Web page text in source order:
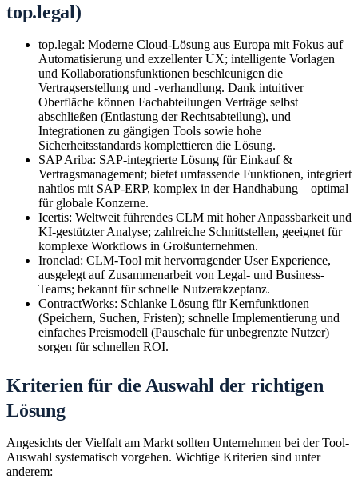
top.legal)
top.legal: Moderne Cloud-Lösung aus Europa mit Fokus auf
Automatisierung und exzellenter UX; intelligente Vorlagen
und Kollaborationsfunktionen beschleunigen die
Vertragserstellung und -verhandlung. Dank intuitiver
Oberfläche können Fachabteilungen Verträge selbst
abschließen (Entlastung der Rechtsabteilung), und
Integrationen zu gängigen Tools sowie hohe
Sicherheitsstandards komplettieren die Lösung.
SAP Ariba: SAP-integrierte Lösung für Einkauf &
Vertragsmanagement; bietet umfassende Funktionen, integriert
nahtlos mit SAP-ERP, komplex in der Handhabung – optimal
für globale Konzerne.
Icertis: Weltweit führendes CLM mit hoher Anpassbarkeit und
KI-gestützter Analyse; zahlreiche Schnittstellen, geeignet für
komplexe Workflows in Großunternehmen.
Ironclad: CLM-Tool mit hervorragender User Experience,
ausgelegt auf Zusammenarbeit von Legal- und Business-
Teams; bekannt für schnelle Nutzerakzeptanz.
ContractWorks: Schlanke Lösung für Kernfunktionen
(Speichern, Suchen, Fristen); schnelle Implementierung und
einfaches Preismodell (Pauschale für unbegrenzte Nutzer)
sorgen für schnellen ROI.
Kriterien für die Auswahl der richtigen
Lösung
Angesichts der Vielfalt am Markt sollten Unternehmen bei der Tool-
Auswahl systematisch vorgehen. Wichtige Kriterien sind unter
anderem: